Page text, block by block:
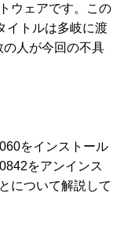
ウェアです。この
イトルは多岐に渡
人が今回の不具
をインストール
をアンインス
について解説して